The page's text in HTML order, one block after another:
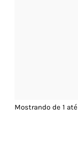
Mostrando de 1